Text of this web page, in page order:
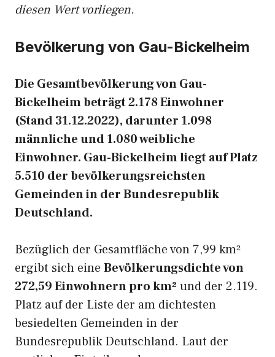
diesen Wert vorliegen.
Bevölkerung von Gau-Bickelheim
Die Gesamtbevölkerung von Gau-
Bickelheim beträgt 2.178 Einwohner
(Stand 31.12.2022), darunter 1.098
männliche und 1.080 weibliche
Einwohner. Gau-Bickelheim liegt auf Platz
5.510 der bevölkerungsreichsten
Gemeinden in der Bundesrepublik
Deutschland.
Bezüglich der Gesamtfläche von 7,99 km²
ergibt sich eine Bevölkerungsdichte von
272,59 Einwohnern pro km² und der 2.119.
Platz auf der Liste der am dichtesten
besiedelten Gemeinden in der
Bundesrepublik Deutschland. Laut der